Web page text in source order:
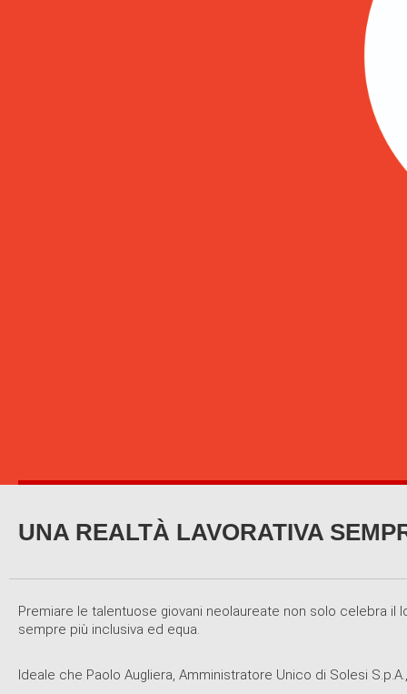
UNA REALTÀ LAVORATIVA
Premiare le talentuose giovani neolaureate non solo celebra il
sempre più inclusiva ed equa.
Ideale che Paolo Augliera, Amministratore Unico di Solesi